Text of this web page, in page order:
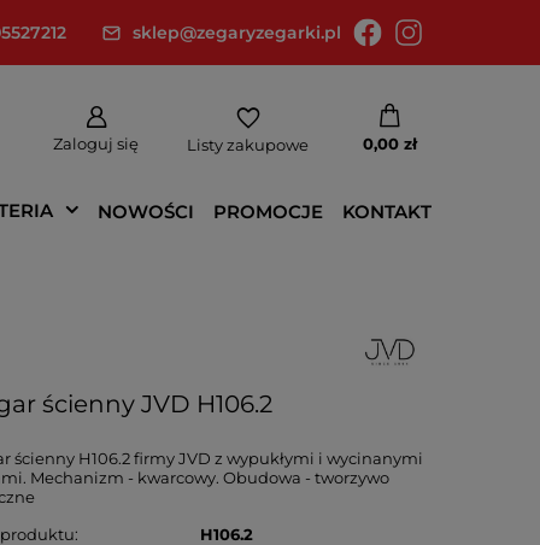
sklep@zegaryzegarki.pl
Zaloguj się Listy zakupowe 0,00 zł
NOWOŚCI PROMOCJE KONTAKT
ścienny JVD H106.2
ścienny H106.2 firmy JVD z wypukłymi i wycinanymi
Mechanizm - kwarcowy. Obudowa - tworzywo
produktu
H106.2